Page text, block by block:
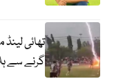
تھائی
گرنے سے